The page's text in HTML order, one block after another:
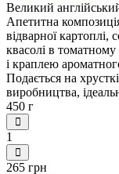
Великий
Апетитна
відварної картоплі,
квасолі в
і краплею
Подається на
виробництва,
450 г
1
265 грн